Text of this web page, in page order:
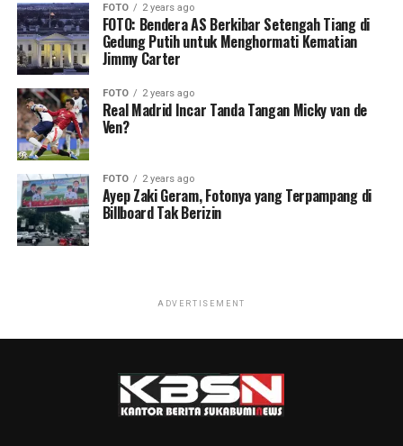
FOTO 2 years ago
FOTO: Bendera AS Berkibar Setengah Tiang di
Gedung Putih untuk Menghormati Kematian
Jimmy Carter
FOTO 2 years ago
Real Madrid Incar Tanda Tangan Micky van de
Ven?
FOTO 2 years ago
Ayep Zaki Geram, Fotonya yang Terpampang di
Billboard Tak Berizin
ADVERTISEMENT